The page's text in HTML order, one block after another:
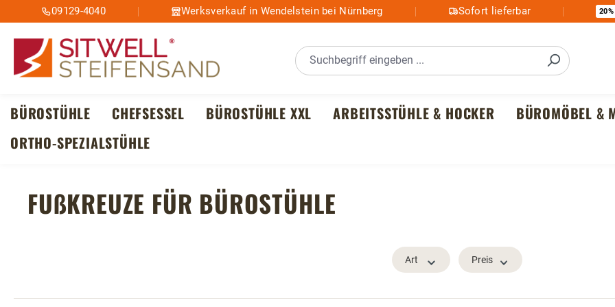
Hauptinhalt springen
Zur Suche springen
Zur Hauptnavigation springen
09129-4040 Werksverkauf in Wendelstein bei Nürnberg Sofort lieferbar 20%
BÜROSTÜHLE CHEFSESSEL BÜROSTÜHLE XXL ARBEITSSTÜHLE & HOCKER BÜROMÖBEL &
ORTHO-SPEZIALSTÜHLE
FUßKREUZE FÜR BÜROSTÜHLE
Art Preis